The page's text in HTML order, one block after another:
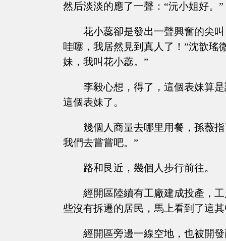
然后淡淡的應了一聲：“沅小姐好。”
花小蕊卻是發出一聲興奮的尖
哇噻，我居然見到真人了！”沈歆瑤
妹，我叫花小蕊。”
李毅心想，得了，這個表妹算
這個表妹了。
幾個人商量去哪里用餐，孫薇
我們去嘗嘗吧。”
路和艮近，幾個人步行前往。
經開區陸續有工廠建成投產，
些沒有拆遷的居民，馬上看到了這
經開區旁邊一線空地，也被開